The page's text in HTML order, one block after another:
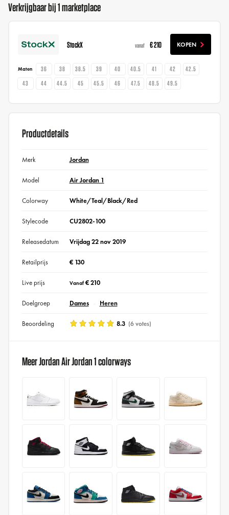
Verkrijgbaar bij 1 marketplace
StockX vanaf € 210 KOPEN
Maten 36 38 38.5 39 40 40.5 41 42
42.5
43
44 44.5 45 45.5 46 47.5 48.5 49.5
Productdetails
Merk Jordan
Model Air Jordan 1
Colorway White/Teal/Black/Red
Stylecode CU2802-100
Releasedatum Vrijdag 22 nov 2019
Retailprijs € 130
Live prijs Vanaf€ 210
Doelgroep Dames Heren
Beoordeling 8.3 (6 votes)
Meer Jordan Air Jordan 1 colorways